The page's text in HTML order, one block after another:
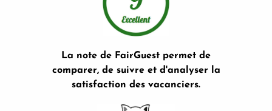
La note de FairGuest permet de
comparer, de suivre et d'analyser la
satisfaction des vacanciers.